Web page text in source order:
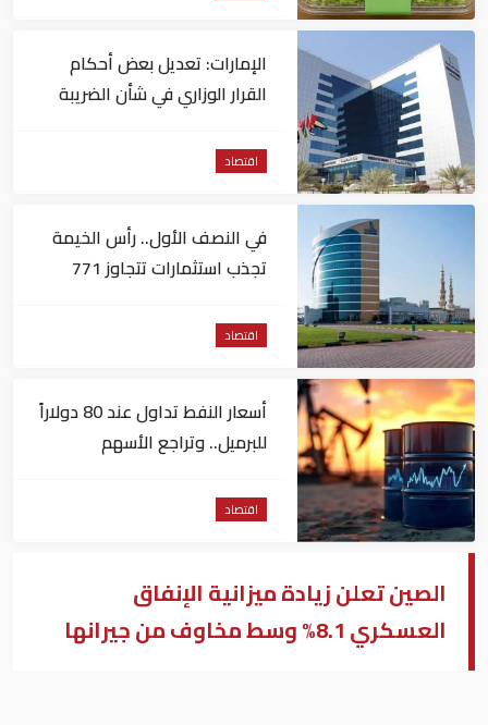
الإمارات: تعديل بعض أحكام
القرار الوزاري في شأن الضريبة
اقتصاد
في النصف الأول.. رأس الخيمة
تجذب استثمارات تتجاوز 771
اقتصاد
أسعار النفط تداول عند 80 دولاراً
للبرميل.. وتراجع الأسهم
اقتصاد
الصين تعلن زيادة ميزانية الإنفاق
العسكري 8.1% وسط مخاوف من جيرانها